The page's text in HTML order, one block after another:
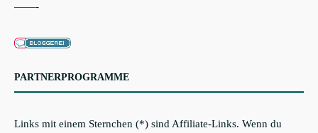
——-
PARTNERPROGRAMME
Links mit einem Sternchen (*) sind Affiliate-Links. Wenn du